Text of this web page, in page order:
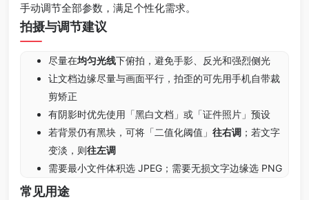
手动调节全部参数，满足个性化需求。
拍摄与调节建议
尽量在均匀光线下俯拍，避免手影、反光和强烈侧光
让文档边缘尽量与画面平行，拍歪的可先用手机自带裁
剪矫正
有阴影时优先使用「黑白文档」或「证件照片」预设
若背景仍有黑块，可将「二值化阈值」 往右调 ；若文字
变淡，则往左调
需要最小文件体积选 JPEG；需要无损文字边缘选 PNG
常见用途